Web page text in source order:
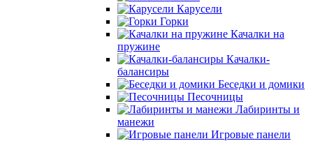
Карусели
Горки
Качалки на
пружине
Качалки-
балансиры
Беседки и домики
Песочницы
Лабиринты и
манежи
Игровые панели